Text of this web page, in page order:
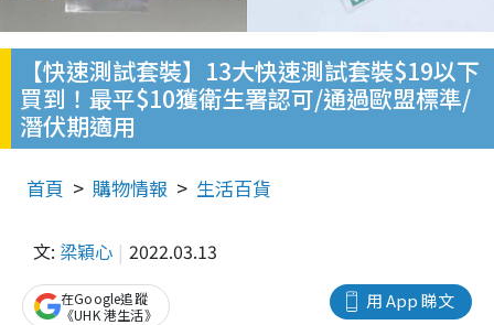
【快速測試套裝】13大快速測試套裝$19以下
買到！最平$10獲衛生署認可/通過歐盟標準/
潛伏期適用
首頁 購物情報 生活百貨
文: 梁穎心 2022.03.13
用 App 睇文
在Google追蹤
《UHK 港生活》